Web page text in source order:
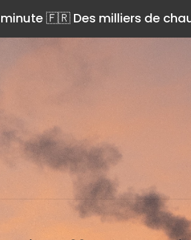
🇫🇷 Des milliers de